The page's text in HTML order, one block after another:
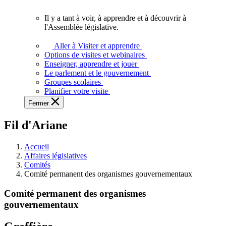
voir,
apprendre
et
à
à
législative.
Il y a tant à voir, à apprendre et à découvrir à
l'Assemblée législative.
Aller à Visiter et apprendre
Options de visites et webinaires
Enseigner, apprendre et jouer
Le parlement et le gouvernement
Groupes scolaires
Planifier votre visite
Fermer
Fil d'Ariane
Accueil
Affaires législatives
Comités
Comité permanent des organismes gouvernementaux
Comité permanent des organismes
gouvernementaux